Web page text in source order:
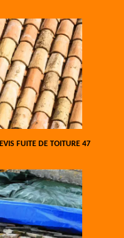
FUITE DE TOITURE 47